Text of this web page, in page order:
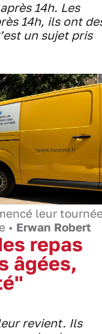
14h. Les
14h, ils ont
un sujet pris
leur
• Erwan Robert
repas
âgées,
revient. Ils